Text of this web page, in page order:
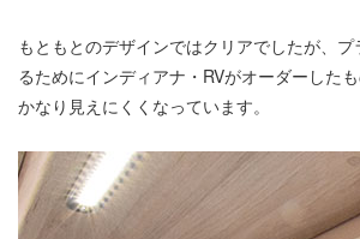
もともとのデザインではクリアでしたが、
るためにインディアナ・RVがオーダーした
かなり見えにくくなっています。